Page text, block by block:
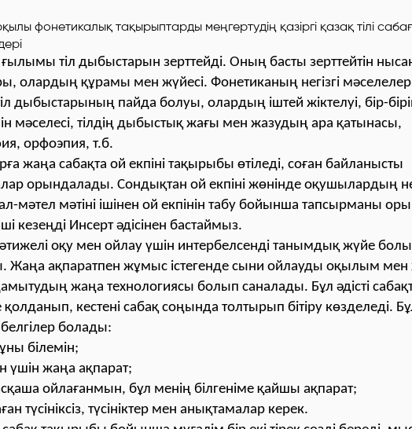
ғылымы тіл дыбыстарын зерттейді. Оның басты зерттейтін
олардың құрамы мен жүйесі. Фонетиканың негізгі
дыбыстарының пайда болуы, олардың іштей жіктелуі, бір-
мәселесі, тілдің дыбыстық жағы мен жазудың ара қатынасы,
орфоэпия, т.б.
жаңа сабақта ой екпіні тақырыбы өтіледі, соған байланысты
орындалады. Сондықтан ой екпіні жөнінде оқушылардың не
мәтел мәтіні ішінен ой екпінін табу бойынша тапсырманы
кезеңді Инсерт әдісінен бастаймыз.
оқу мен ойлау үшін интербелсенді танымдық жүйе
Жаңа ақпаратпен жұмыс істегенде сыни ойлауды оқылым
жаңа технологиясы болып саналады. Бұл әдісті
қолданып, кестені сабақ соңында толтырып бітіру көзделеді.
болады:
білемін;
үшін жаңа ақпарат;
ойлағанмын, бұл менің білгеніме қайшы ақпарат;
түсініксіз, түсініктер мен анықтамалар керек.